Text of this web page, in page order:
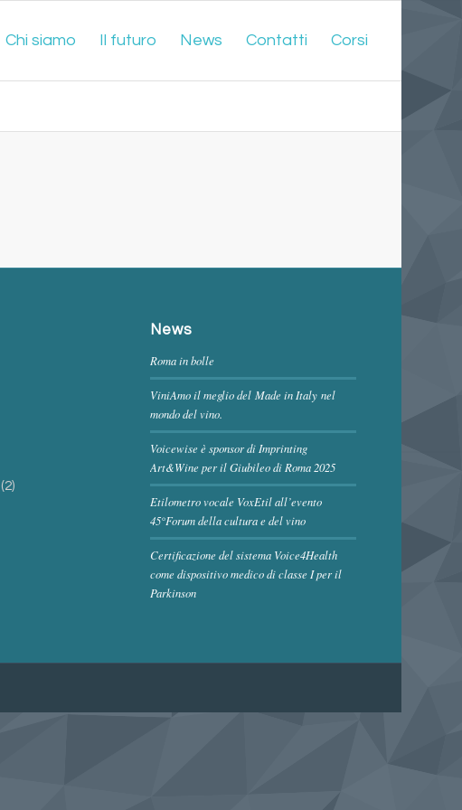
Chi siamo Il futuro News Contatti Corsi
(2)
News
Roma in bolle
ViniAmo il meglio del Made in Italy nel
mondo del vino.
Voicewise è sponsor di Imprinting
Art&Wine per il Giubileo di Roma 2025
Etilometro vocale VoxEtil all’evento
45°Forum della cultura e del vino
Certificazione del sistema Voice4Health
come dispositivo medico di classe I per il
Parkinson